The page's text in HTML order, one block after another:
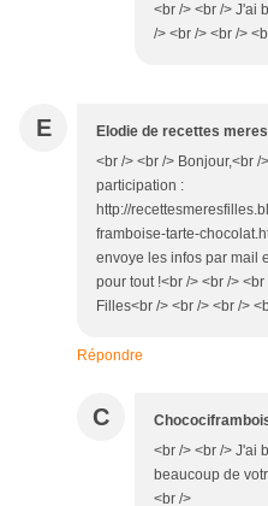
<br /> <br /> J'ai
/> <br /> <br />
E Elodie de recettes
<br /> <br /> Bonjour,<br /
participation :
http://
framboise-tarte-
envoye les infos par mail
pour tout !<br /> <br />
Filles<br /> <br /> <br />
Répondre
C
<br /> <br /> J'ai
beaucoup de
<br />